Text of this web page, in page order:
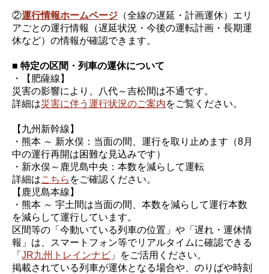
②運行情報ホームページ （全線の遅延・計画運休）エリ
アごとの運行情報（遅延状況・今後の運転計画・長期運
休など）の情報が確認できます。
■ 特定の区間・列車の運休について
・【肥薩線】
災害の影響により、八代～吉松間は不通です。
詳細は災害に伴う運行状況のご案内をご覧ください。
【九州新幹線】
・熊本 ～ 新水俣：当面の間、運行を取り止めます（8月
中の運行再開は困難な見込みです）
・新水俣～鹿児島中央：本数を減らして運転
詳細はこちら をご確認ください。
【鹿児島本線】
・熊本 ～ 宇土間は当面の間、本数を減らして運行本数
を減らして運行しています。
区間等の「今動いている列車の位置」や「遅れ・運休情
報」は、スマートフォン等でリアルタイムに確認できる
「JR九州トレインナビ 」をご活用ください。
掲載されている列車が運休となる場合や、のりばや時刻